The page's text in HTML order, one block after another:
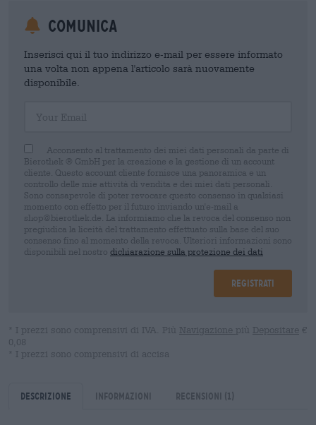
Comunica
Inserisci qui il tuo indirizzo e-mail per essere informato
una volta non appena l'articolo sarà nuovamente
disponibile.
Acconsento al trattamento dei miei dati personali da parte di
Bierothek ® GmbH per la creazione e la gestione di un account
cliente. Questo account cliente fornisce una panoramica e un
controllo delle mie attività di vendita e dei miei dati personali.
Sono consapevole di poter revocare questo consenso in qualsiasi
momento con effetto per il futuro inviando un'e-mail a
shop@bierothek.de. La informiamo che la revoca del consenso non
pregiudica la liceità del trattamento effettuato sulla base del suo
consenso fino al momento della revoca. Ulteriori informazioni sono
disponibili nel nostro dichiarazione sulla protezione dei dati
Registrati
* I prezzi sono comprensivi di IVA. Più Navigazione più Depositare €
0,08
* I prezzi sono comprensivi di accisa
Descrizione Informazioni Recensioni (1)